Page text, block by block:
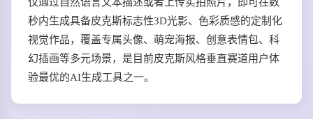
秒内生成具备皮克斯标志性3D光影、色彩质感的定制化
视觉作品，覆盖专属头像、萌宠海报、创意表情包、科
幻插画等多元场景，是目前皮克斯风格垂直赛道用户体
验最优的AI生成工具之一。